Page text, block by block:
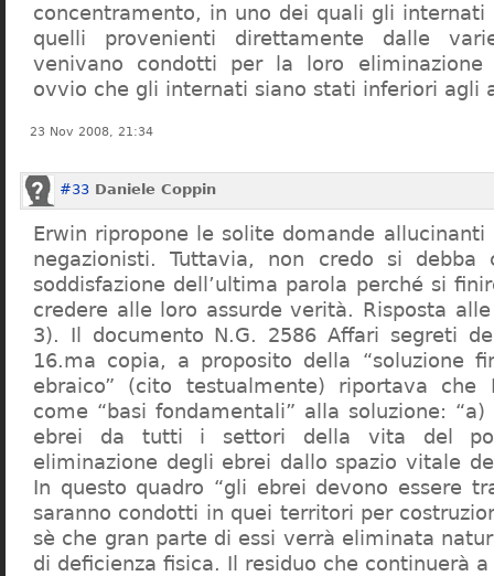
concentramento, in uno dei quali gli
quelli provenienti direttamente dalle
venivano condotti per la loro eliminazione
ovvio che gli internati siano stati inferiori agli
23 Nov 2008, 21:34
#33 Daniele Coppin
Erwin ripropone le solite domande
negazionisti. Tuttavia, non credo si debba
soddisfazione dell’ultima parola perché si
credere alle loro assurde verità. Risposta
3). Il documento N.G. 2586 Affari segreti
16.ma copia, a proposito della “soluzione
ebraico” (cito testualmente) riportava che
come “basi fondamentali” alla soluzione:
ebrei da tutti i settori della vita del
eliminazione degli ebrei dallo spazio vitale
In questo quadro “gli ebrei devono essere
saranno condotti in quei territori per
sè che gran parte di essi verrà eliminata
di deficienza fisica. Il residuo che continuerà